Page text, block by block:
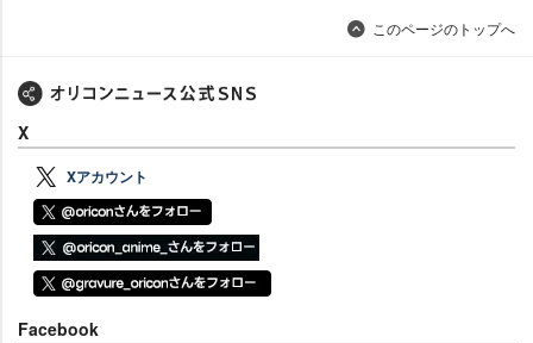
このページのトップへ
X
Xアカウント
Facebook